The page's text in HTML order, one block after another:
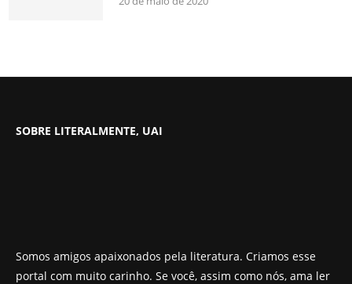
SOBRE LITERALMENTE, UAI
Somos amigos apaixonados pela literatura. Criamos esse
portal com muito carinho. Se você, assim como nós, ama ler